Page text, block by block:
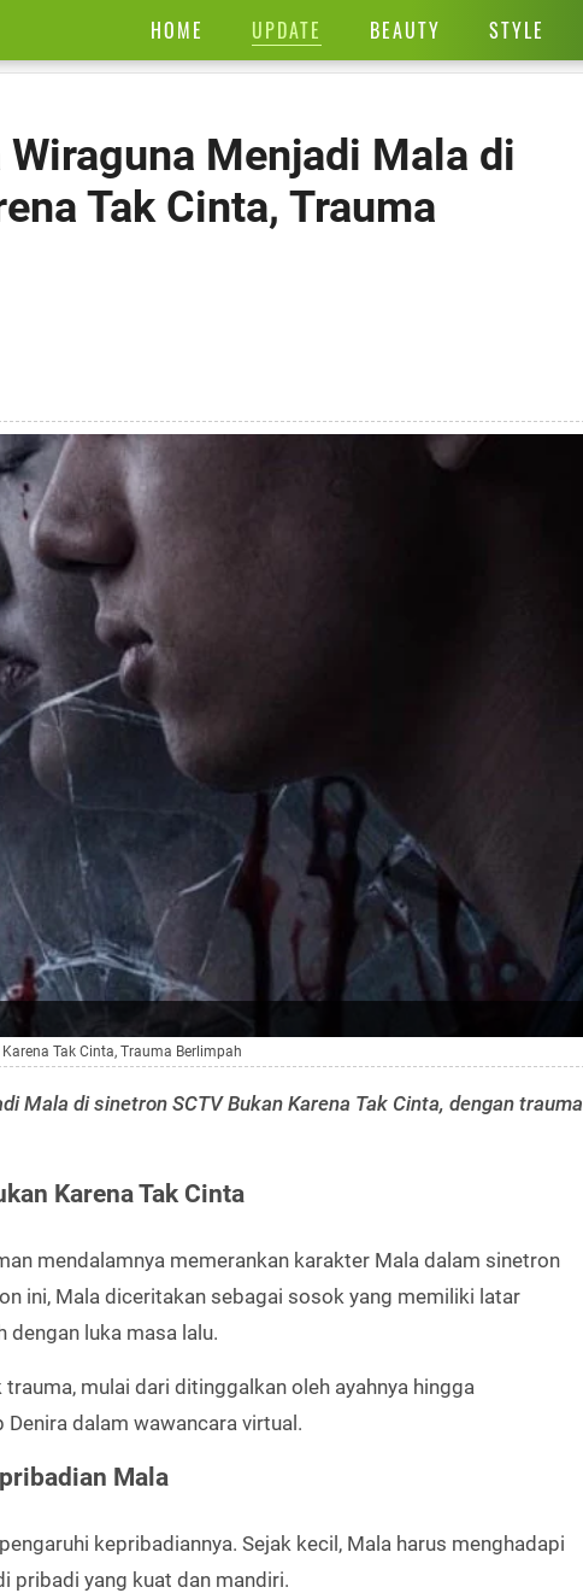
HOME UPDATE BEAUTY STYLE
Menjadi Mala di
Tak Cinta, Trauma
Tak Cinta, Trauma Berlimpah
Mala di sinetron SCTV Bukan Karena Tak Cinta, dengan trauma
Karena Tak Cinta
mendalamnya memerankan karakter Mala dalam sinetron
ini, Mala diceritakan sebagai sosok yang memiliki latar
dengan luka masa lalu.
mulai dari ditinggalkan oleh ayahnya hingga
Denira dalam wawancara virtual.
Mala
kepribadiannya. Sejak kecil, Mala harus menghadapi
pribadi yang kuat dan mandiri.